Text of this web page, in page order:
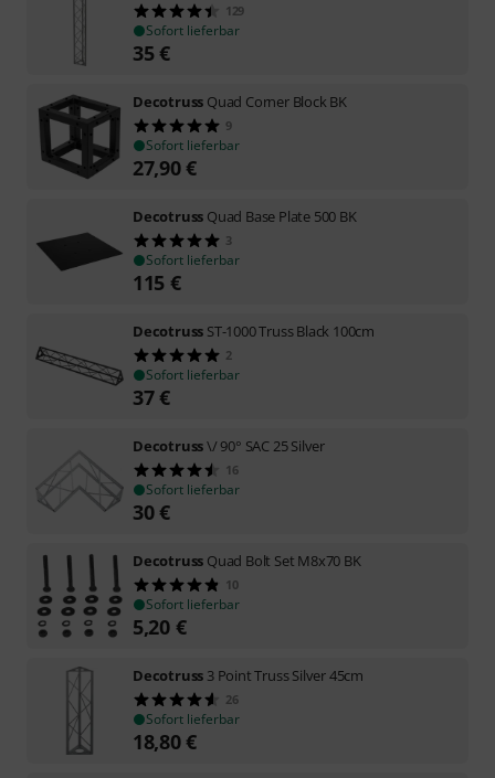
129
Sofort lieferbar
35€
Decotruss Quad Corner Block BK
9
Sofort lieferbar
27,90€
Decotruss Quad Base Plate 500 BK
3
Sofort lieferbar
115 €
Decotruss ST-1000 Truss Black 100cm
2
Sofort lieferbar
37€
Decotruss\/ 90° SAC 25 Silver
16
Sofort lieferbar
30€
Decotruss Quad Bolt Set M8x70 BK
10
Sofort lieferbar
5,20 €
Decotruss 3 Point Truss Silver 45cm
26
Sofort lieferbar
18,80€